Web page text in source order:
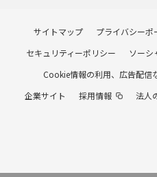
サイトマップ プライバシーポ
セキュリティーポリシー
ソーシ
Cookie情報の利用、広告配信
企業サイト
採用情報 法人